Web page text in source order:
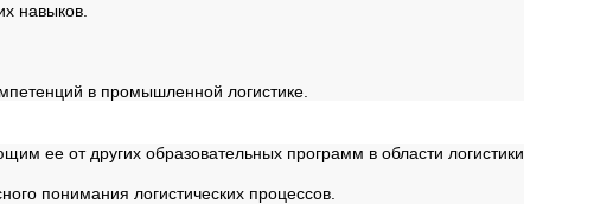
навыков.
в промышленной логистике.
ее от других образовательных программ в области логистики
понимания логистических процессов.